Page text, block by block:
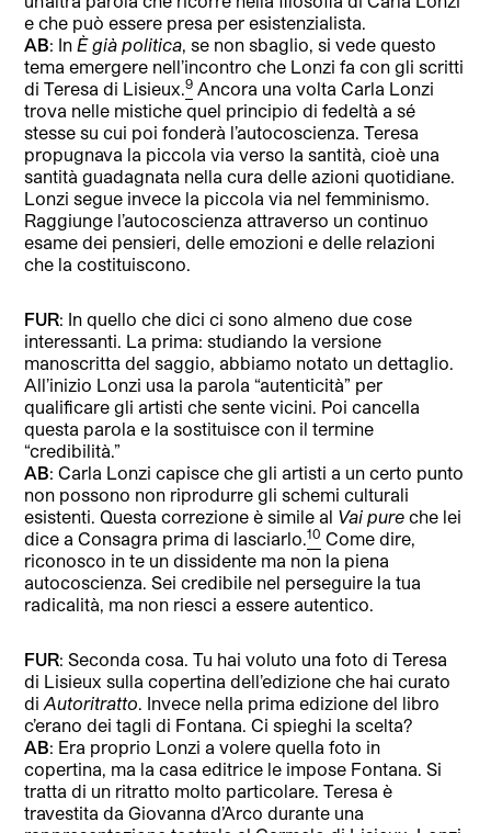
e che può essere presa per esistenzialista.
AB: InÈ già politica, se non sbaglio, si vede questo
tema emergere nell’incontro che Lonzi fa con gli scritti
di Teresa di Lisieux.9 Ancora una volta Carla Lonzi
trova nelle mistiche quel principio di fedeltà a sé
stesse su cui poi fonderà l’autocoscienza. Teresa
propugnava la piccola via verso la santità, cioè una
santità guadagnata nella cura delle azioni quotidiane.
Lonzi segue invece la piccola via nel femminismo.
Raggiunge l’autocoscienza attraverso un continuo
esame dei pensieri, delle emozioni e delle relazioni
che la costituiscono.
FUR: In quello che dici ci sono almeno due cose
interessanti. La prima: studiando la versione
manoscritta del saggio, abbiamo notato un dettaglio.
All’inizio Lonzi usa la parola “autenticità” per
qualificare gli artisti che sente vicini. Poi cancella
questa parola e la sostituisce con il termine
“credibilità.”
AB: Carla Lonzi capisce che gli artisti a un certo punto
non possono non riprodurre gli schemi culturali
esistenti. Questa correzione è simile al Vai pure che lei
dice a Consagra prima di lasciarlo.10 Come dire,
riconosco in te un dissidente ma non la piena
autocoscienza. Sei credibile nel perseguire la tua
radicalità, ma non riesci a essere autentico.
FUR: Seconda cosa. Tu hai voluto una foto di Teresa
di Lisieux sulla copertina dell’edizione che hai curato
diAutoritratto. Invece nella prima edizione del libro
c’erano dei tagli di Fontana. Ci spieghi la scelta?
AB: Era proprio Lonzi a volere quella foto in
copertina, ma la casa editrice le impose Fontana. Si
tratta di un ritratto molto particolare. Teresa è
travestita da Giovanna d’Arco durante una